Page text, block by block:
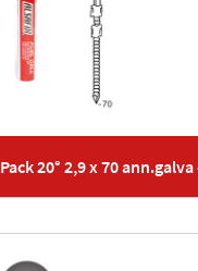
Pack 20° 2,9 x 70 ann.galva